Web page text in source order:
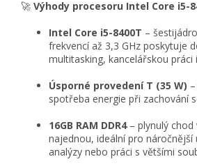
🚀 Výhody procesoru Intel Core i5-
Intel Core i5-8400T –
frekvencí až 3,3 GHz poskytuje
multitasking, kancelářskou práci
Úsporné provedení T (35 W)
spotřeba energie při zachování
16GB RAM DDR4– plynulý chod
najednou, ideální pro náročnější
analýzy nebo práci s většími